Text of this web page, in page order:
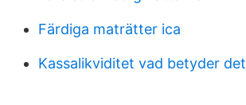
Färdiga maträtter ica
Kassalikviditet vad betyder det